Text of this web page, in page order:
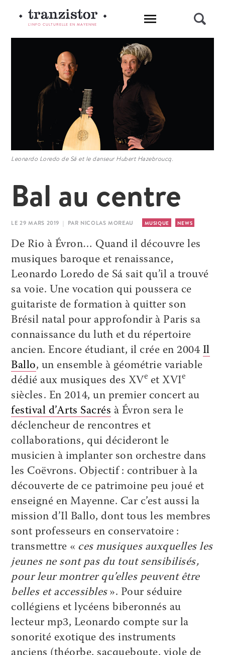
L'INFO CULTURELLE EN MAYENNE
Leonardo Loredo de Sá et le danseur Hubert Hazebroucq.
Bal au centre
LE 29 MARS 2019 | PAR NICOLAS MOREAU MUSIQUE NEWS
De Rio à Évron… Quand il découvre les
musiques baroque et renaissance,
Leonardo Loredo de Sá sait qu’il a trouvé
sa voie. Une vocation qui poussera ce
guitariste de formation à quitter son
Brésil natal pour approfondir à Paris sa
connaissance du luth et du répertoire
ancien. Encore étudiant, il crée en 2004 Il
Ballo, un ensemble à géométrie variable
dédié aux musiques des XVe et XVIe
siècles. En 2014, un premier concert au
festival d’Arts Sacrés à Évron sera le
déclencheur de rencontres et
collaborations, qui décideront le
musicien à implanter son orchestre dans
les Coëvrons. Objectif : contribuer à la
découverte de ce patrimoine peu joué et
enseigné en Mayenne. Car c’est aussi la
mission d’Il Ballo, dont tous les membres
sont professeurs en conservatoire :
transmettre « ces musiques auxquelles les
jeunes ne sont pas du tout sensibilisés,
pour leur montrer qu’elles peuvent être
belles et accessibles ». Pour séduire
collégiens et lycéens biberonnés au
lecteur mp3, Leonardo compte sur la
sonorité exotique des instruments
anciens (théorbe, sacqueboute, viole de